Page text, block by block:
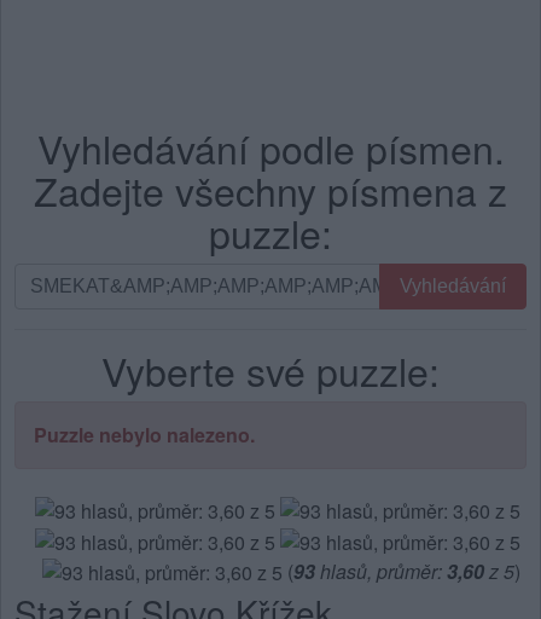
Vyhledávání podle písmen.
Zadejte všechny písmena z
puzzle:
Vyhledávání
písmena
Vyhledávání
Vyberte své puzzle:
Puzzle nebylo nalezeno.
(93hlasů, průměr:3,60z 5)